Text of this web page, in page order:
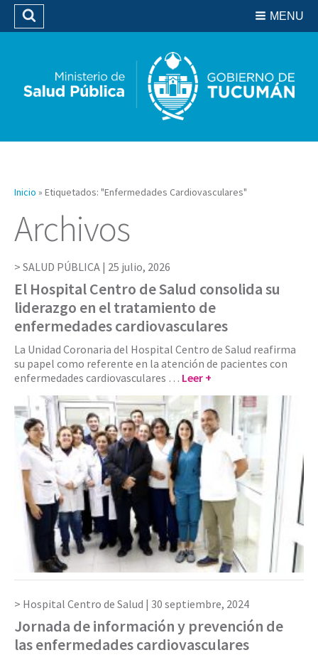
Biblioteca
MENU
Buscar
Inicio » Etiquetados: "Enfermedades Cardiovasculares"
Archivos
SALUD PÚBLICA | 25 julio, 2026
El Hospital Centro de Salud consolida su
liderazgo en el tratamiento de
enfermedades cardiovasculares
La Unidad Coronaria del Hospital Centro de Salud reafirma
su papel como referente en la atención de pacientes con
enfermedades cardiovasculares … Leer +
Hospital Centro de Salud | 30 septiembre, 2024
Jornada de información y prevención de
las enfermedades cardiovasculares